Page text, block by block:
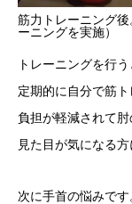
筋力トレーニング
ーニングを実施）
トレーニングを行
定期的に自分で筋
負担が軽減されて
見た目が気になる方
次に手首の悩みで